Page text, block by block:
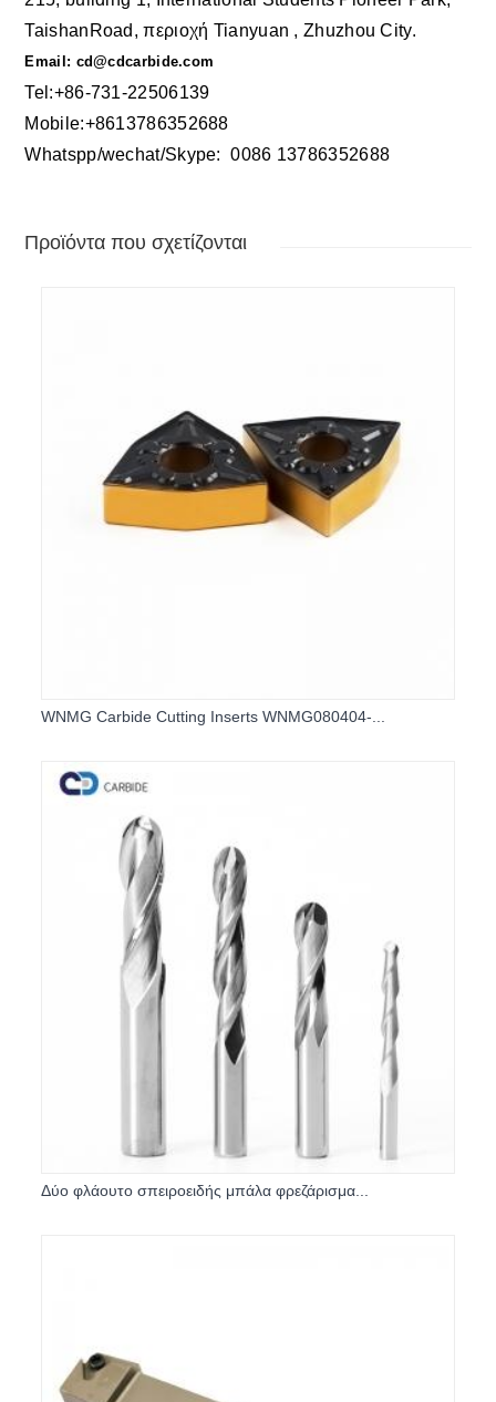
TaishanRoad, περιοχή Tianyuan , Zhuzhou City.
Email: cd@cdcarbide.com
Tel:+86-731-22506139
Mobile:+8613786352688
Whatspp/wechat/Skype: 0086 13786352688
Προϊόντα που σχετίζονται
WNMG Carbide Cutting Inserts WNMG080404-...
Δύο φλάουτο σπειροειδής μπάλα φρεζάρισμα...